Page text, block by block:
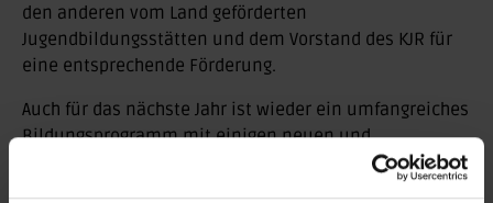
den anderen vom Land geförderten
Jugendbildungsstätten und dem Vorstand des KJR für
eine entsprechende Förderung.
Auch für das nächste Jahr ist wieder ein umfangreiches
Bildungsprogramm mit einigen neuen und
besonderen Angeboten geplant. So freuen wir uns zum